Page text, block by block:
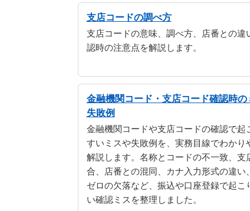
支店コードの調べ方
支店コードの意味、調べ方、店番との違
認時の注意点を解説します。
金融機関コード・支店コード確認時の
失敗例
金融機関コードや支店コードの確認で起
すいミスや失敗例を、実務目線でわかり
解説します。名称とコードの不一致、支
合、店番との混同、カナ入力形式の違い
ゼロの欠落など、振込や口座登録で起こ
い確認ミスを整理しました。